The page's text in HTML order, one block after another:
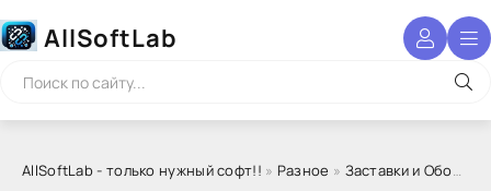
AllSoftLab
AllSoftLab - только нужный софт!! » Разное » Заставки и Обои